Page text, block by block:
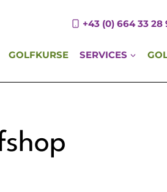
+43 (0) 664 33 28
GOLFKURSE SERVICES